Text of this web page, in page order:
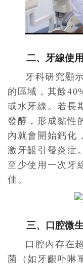
二、牙線使
牙科研究顯
的區域，其餘
或水牙線。若長
發酵，形成黏性
內就會開始鈣化
激牙齦引發炎症
至少使用一次牙
佳。
三、口腔微
口腔內存在
菌（如牙齦卟啉